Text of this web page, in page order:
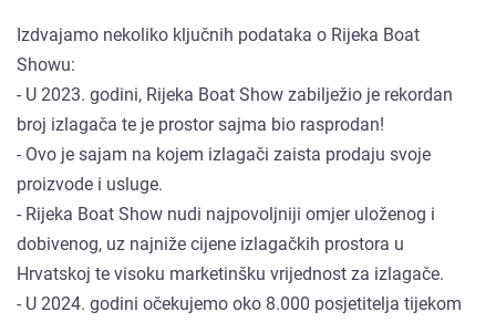
Izdvajamo nekoliko ključnih podataka o Rijeka Boat
Showu:
- U 2023. godini, Rijeka Boat Show zabilježio je rekordan
broj izlagača te je prostor sajma bio rasprodan!
- Ovo je sajam na kojem izlagači zaista prodaju svoje
proizvode i usluge.
- Rijeka Boat Show nudi najpovoljniji omjer uloženog i
dobivenog, uz najniže cijene izlagačkih prostora u
Hrvatskoj te visoku marketinšku vrijednost za izlagače.
- U 2024. godini očekujemo oko 8.000 posjetitelja tijekom